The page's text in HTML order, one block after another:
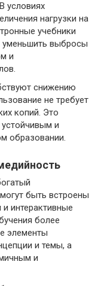
условиях
нагрузки на
учебники
уменьшить выбросы
и
снижению
не требует
копий. Это
и
образовании.
быть встроены
интерактивные
более
элементы
и темы, а
и